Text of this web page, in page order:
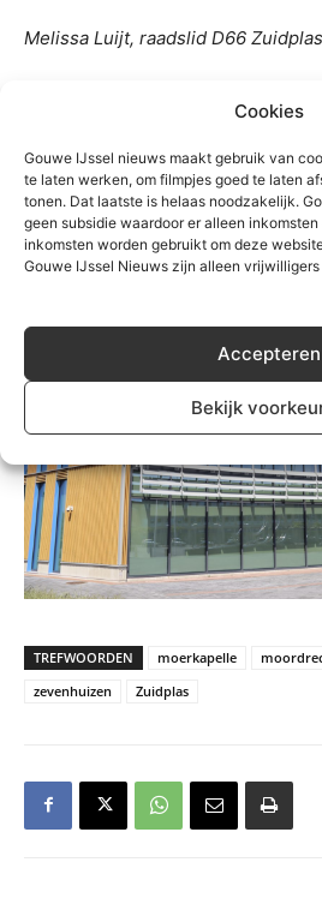
Cookies
Gouwe IJssel nieuws maakt gebruik van
te laten werken, om filmpjes goed te laten
tonen. Dat laatste is helaas noodzakelijk.
geen subsidie waardoor er alleen
inkomsten worden gebruikt om deze
Gouwe IJssel Nieuws zijn alleen
Accepteren
Bekijk
Melissa Luijt, raadslid D66 Zuidplas
Dit is een opinie artikel of
mening en niet geschreven en
door de redactie. Wie ook een
nodigen we van harte uit op
TREFWOORDEN moerkapelle
zevenhuizen
Zuidplas